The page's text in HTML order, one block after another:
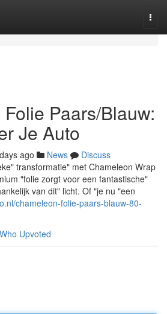
Paars/Blauw:
Je Auto
ago News
Discuss
transformatie" met Chameleon Wrap
"folie zorgt voor een fantastische"
van dit" licht. Of "je nu "een
chameleon-folie-paars-blauw-80-
Who Upvoted